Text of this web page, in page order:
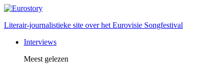
Literair-journalistieke site over het Eurovisie Songfestival
Interviews
Meest gelezen